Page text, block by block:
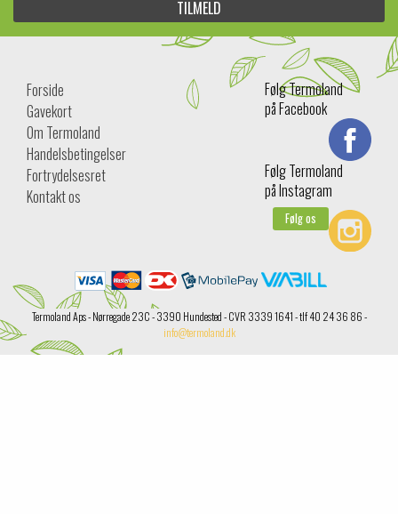
Forside
Gavekort
Om Termoland
Handelsbetingelser
Fortrydelsesret
Kontakt os
Følg Termoland
på Facebook
Følg Termoland
på Instagram
Følg os
Termoland Aps - Nørregade 23C - 3390 Hundested - CVR 3339 1641 - tlf 40 24 36 86 -
info@termoland.dk